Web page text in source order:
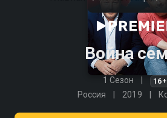
Война
1 Сезон 16+
Россия 2019